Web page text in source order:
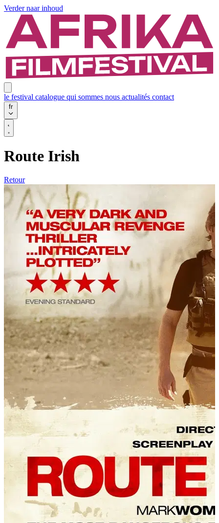
Verder naar inhoud
le festival catalogue qui sommes nous actualités contact
fr
Route Irish
Retour